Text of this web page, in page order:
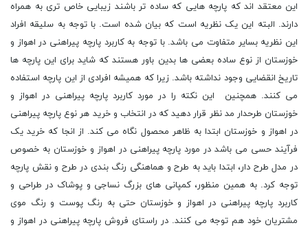
این معتقد اند که پارچه هایی که ساده تر باشند زیبایی خاص تری به همراه
دارند. البته این یک نظریه است که بیان شده است. با توجه به سلیقه افراد
این نظریه بسایر متفاوت می باشد. با توجه به کاربرد پارچه پیراهنی در اهواز و
خوزستان از نوع ساده بعضی ها بدین باور هستند که شاید برای این پارچه ها
تاریخ انقضایی وجود نداشته باشد. زیرا که همیشه افرادی از این پارچه استفاده
می کنند. همچنین این نکته را در مورد کاربرد پارچه پیراهنی در اهواز و
خوزستان طرحدار مد نظر قرار دهید که در انتخاب و خرید هر نوع پارچه پیراهنی
در اهواز و خوزستان ابتدا به ظاهر محصول نگاه می کند. از انجا که خرید یک
فرآیند حسی می باشد در مورد پارچه پیراهنی در اهواز و خوزستان به خصوص
در مدل طرح دار، ابتدا باید به طرح و هماهنگی رنگ بندی در طرح و نقش پارچه
توجه کرد. به همین منظور، کمپانی های بزرگ نساجی و پوشاک در طراحی و
کاربرد پارچه پیراهنی در اهواز و خوزستان حتی به رنگ پوست و رنگ موی
مشتریان خود هم توجه می کنند. در راستای فروش پارچه پیراهنی در اهواز و